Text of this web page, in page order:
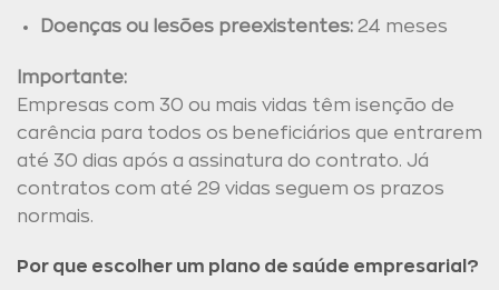
Doenças ou lesões preexistentes:24 meses
Importante:
Empresas com 30 ou mais vidas têm isenção de
carência para todos os beneficiários que entrarem
até 30 dias após a assinatura do contrato. Já
contratos com até 29 vidas seguem os prazos
normais.
Por que escolher um plano de saúde empresarial?